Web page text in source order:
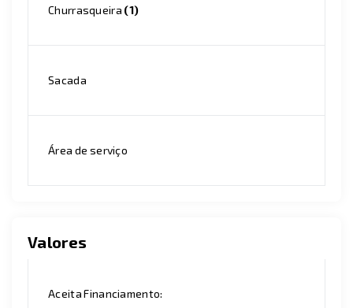
Churrasqueira (1)
Sacada
Área de serviço
Valores
Aceita Financiamento: